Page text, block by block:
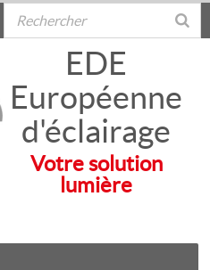
EDE
Européenne
d'éclairage
Votre solution
lumière